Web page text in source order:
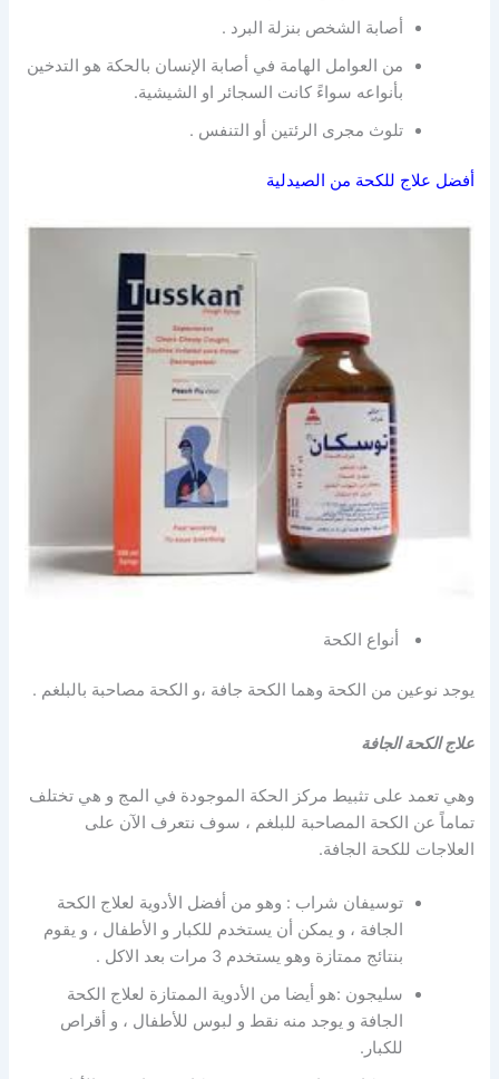
أصابة الشخص بنزلة البرد .
من العوامل الهامة في أصابة الإنسان بالحكة هو التدخين
بأنواعه سواءً كانت السجائر او الشيشية.
تلوث مجرى الرئتين أو التنفس .
أفضل علاج للكحة من الصيدلية
أنواع الكحة
يوجد نوعين من الكحة وهما الكحة جافة ،و الكحة مصاحبة بالبلغم .
علاج الكحة الجافة
وهي تعمد على تثبيط مركز الحكة الموجودة في المج و هي تختلف
تماماً عن الكحة المصاحبة للبلغم ، سوف نتعرف الآن على
العلاجات للكحة الجافة.
توسيفان شراب : وهو من أفضل الأدوية لعلاج الكحة
الجافة ، و يمكن أن يستخدم للكبار و الأطفال ، و يقوم
بنتائج ممتازة وهو يستخدم 3 مرات بعد الاكل .
سليجون :هو أيضا من الأدوية الممتازة لعلاج الكحة
الجافة و يوجد منه نقط و لبوس للأطفال ، و أقراص
للكبار.